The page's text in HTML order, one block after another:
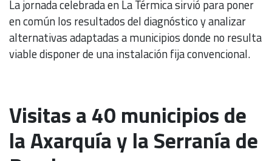
La jornada celebrada en La Térmica sirvió para poner
en común los resultados del diagnóstico y analizar
alternativas adaptadas a municipios donde no resulta
viable disponer de una instalación fija convencional.
Visitas a 40 municipios de
la Axarquía y la Serranía de